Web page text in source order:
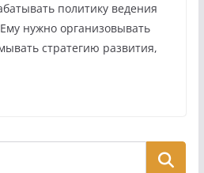
политику ведения
нужно организовывать
стратегию развития,